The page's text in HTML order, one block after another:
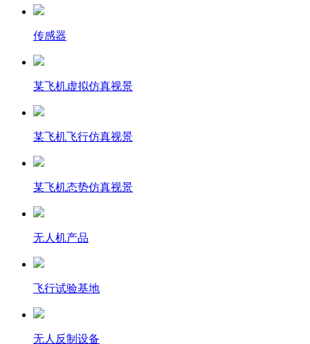
传感器
某飞机虚拟仿真视景
某飞机飞行仿真视景
某飞机态势仿真视景
无人机产品
飞行试验基地
无人反制设备